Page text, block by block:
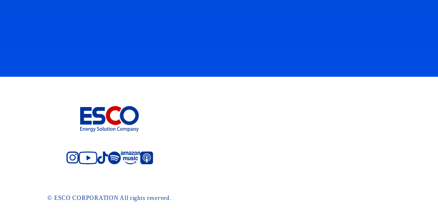
© ESCO CORPORATION All rights reserved.